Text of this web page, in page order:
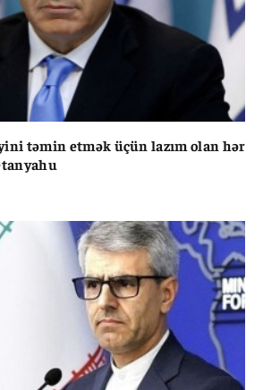
təmin etmək üçün lazım olan hər